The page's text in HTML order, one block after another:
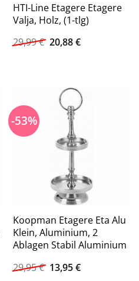
HTI-Line Etagere Etagere
Valja, Holz, (1-tlg)
29,99€ Ursprünglicher
Preis
20,88€Aktueller
-53%
Koopman Etagere Eta Alu
Klein, Aluminium, 2
Ablagen Stabil Aluminium
29,95€ Ursprünglicher
Preis
13,95€Aktueller